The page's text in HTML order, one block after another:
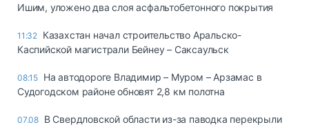
Ишим, уложено два слоя асфальтобетонного покрытия
11:32 Казахстан начал строительство Аральско-
Каспийской магистрали Бейнеу – Саксаульск
08:15 На автодороге Владимир – Муром – Арзамас в
Судогодском районе обновят 2,8 км полотна
07.08 В Свердловской области из-за паводка перекрыли